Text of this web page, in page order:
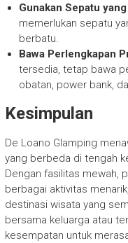
Gunakan Sepatu
memerlukan sepatu
berbatu.
Bawa Perlengkapan
tersedia, tetap bawa
obatan, power bank,
Kesimpulan
De Loano Glamping
yang berbeda di tengah
Dengan fasilitas mewah,
berbagai aktivitas
destinasi wisata yang
bersama keluarga atau
kesempatan untuk